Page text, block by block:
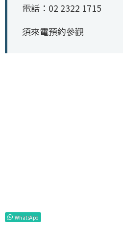
電話：02 2322 1715
須來電預約參觀
WhatsApp